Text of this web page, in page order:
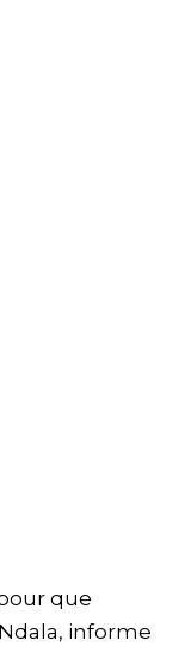
que
informe